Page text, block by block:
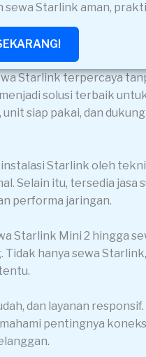
Starlink aman,
Starlink terpercaya
solusi terbaik
siap pakai, dan
Starlink oleh
Selain itu, tersedia jasa
performa jaringan.
Starlink Mini 2 hingga
hanya sewa
dan layanan
pentingnya